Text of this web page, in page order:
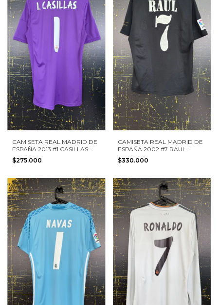
CAMISETA REAL MADRID DE
ESPAÑA 2013 #1 CASILLAS
ADIDAS TALLA S
$275.000
CAMISETA REAL MADRID DE
ESPAÑA 2002 #7 RAUL
ADIDAS TALLA M
$330.000